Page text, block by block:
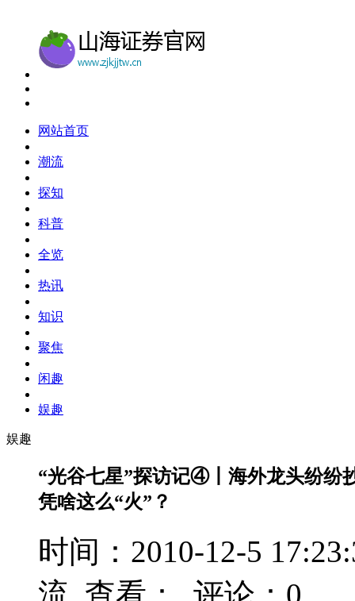
网站首页
潮流
探知
科普
全览
热讯
知识
聚焦
闲趣
娱趣
娱趣
“光谷七星”探访记④丨海外龙头纷纷
凭啥这么“火”？
时间：2010-12-5
流 查看：
评论：0